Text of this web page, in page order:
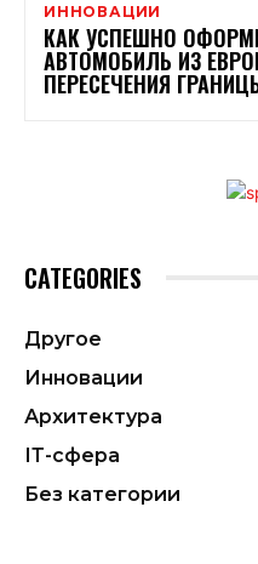
ИННОВАЦИИ
КАК УСПЕШНО
АВТОМОБИЛЬ ИЗ
ПЕРЕСЕЧЕНИЯ
CATEGORIES
Другое
Инновации
Архитектура
ІТ-сфера
Без категории